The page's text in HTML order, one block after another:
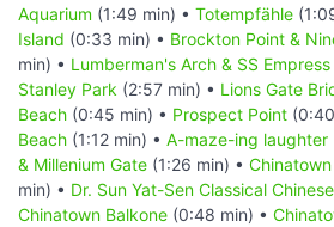
Aquarium (1:49 min) • Totempfähle
Island (0:33 min) • Brockton Point &
min) • Lumberman's Arch & SS
Stanley Park (2:57 min) • Lions Gate
Beach (0:45 min) • Prospect Point
Beach (1:12 min) • A-maze-ing laughter
& Millenium Gate (1:26 min) •
min) • Dr. Sun Yat-Sen Classical
Chinatown Balkone (0:48 min) •